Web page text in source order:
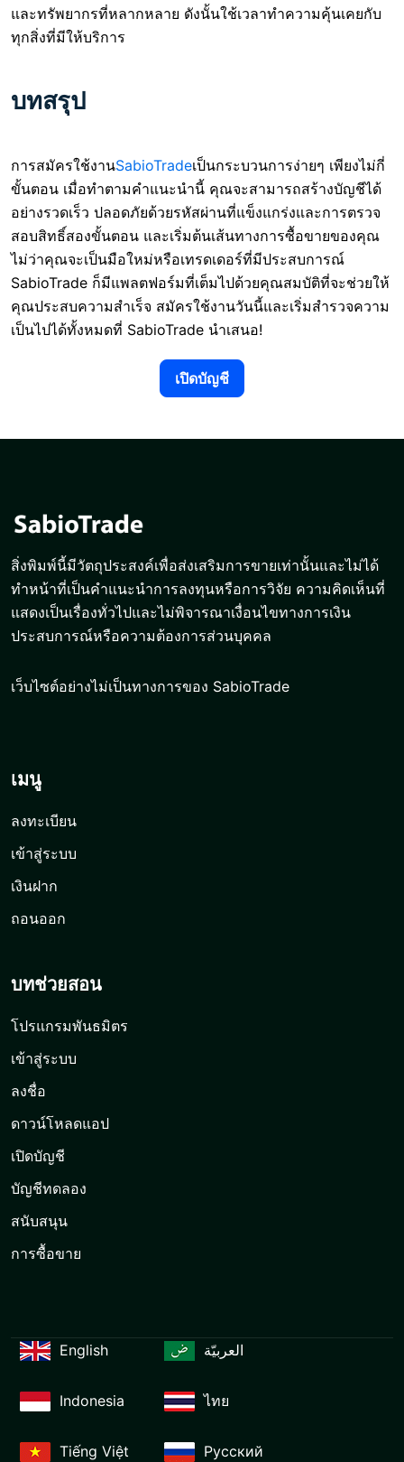
และทรัพยากรที่หลากหลาย ดังนั้นใช้เวลาทำความคุ้นเคยกับ
ทุกสิ่งที่มีให้บริการ
บทสรุป
การสมัครใช้งานSabioTradeเป็นกระบวนการง่ายๆ เพียงไม่กี่
ขั้นตอน เมื่อทำตามคำแนะนำนี้ คุณจะสามารถสร้างบัญชีได้
อย่างรวดเร็ว ปลอดภัยด้วยรหัสผ่านที่แข็งแกร่งและการตรวจ
สอบสิทธิ์สองขั้นตอน และเริ่มต้นเส้นทางการซื้อขายของคุณ
ไม่ว่าคุณจะเป็นมือใหม่หรือเทรดเดอร์ที่มีประสบการณ์
SabioTrade ก็มีแพลตฟอร์มที่เต็มไปด้วยคุณสมบัติที่จะช่วยให้
คุณประสบความสำเร็จ สมัครใช้งานวันนี้และเริ่มสำรวจความ
เป็นไปได้ทั้งหมดที่ SabioTrade นำเสนอ!
เปิดบัญชี
สิ่งพิมพ์นี้มีวัตถุประสงค์เพื่อส่งเสริมการขายเท่านั้นและไม่ได้
ทำหน้าที่เป็นคำแนะนำการลงทุนหรือการวิจัย ความคิดเห็นที่
แสดงเป็นเรื่องทั่วไปและไม่พิจารณาเงื่อนไขทางการเงิน
ประสบการณ์หรือความต้องการส่วนบุคคล
เว็บไซต์อย่างไม่เป็นทางการของ SabioTrade
เมนู
ลงทะเบียน
เข้าสู่ระบบ
เงินฝาก
ถอนออก
บทช่วยสอน
โปรแกรมพันธมิตร
เข้าสู่ระบบ
ลงชื่อ
ดาวน์โหลดแอป
เปิดบัญชี
บัญชีทดลอง
สนับสนุน
การซื้อขาย
English العربيّة
Indonesia ไทย
Tiếng Việt Русский